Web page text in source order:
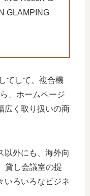
GLAMPING
てして、複合機
、ホームページ
広く取り扱いの商
以外にも、海外向
貸し会議室の提
いろいろなビジネ